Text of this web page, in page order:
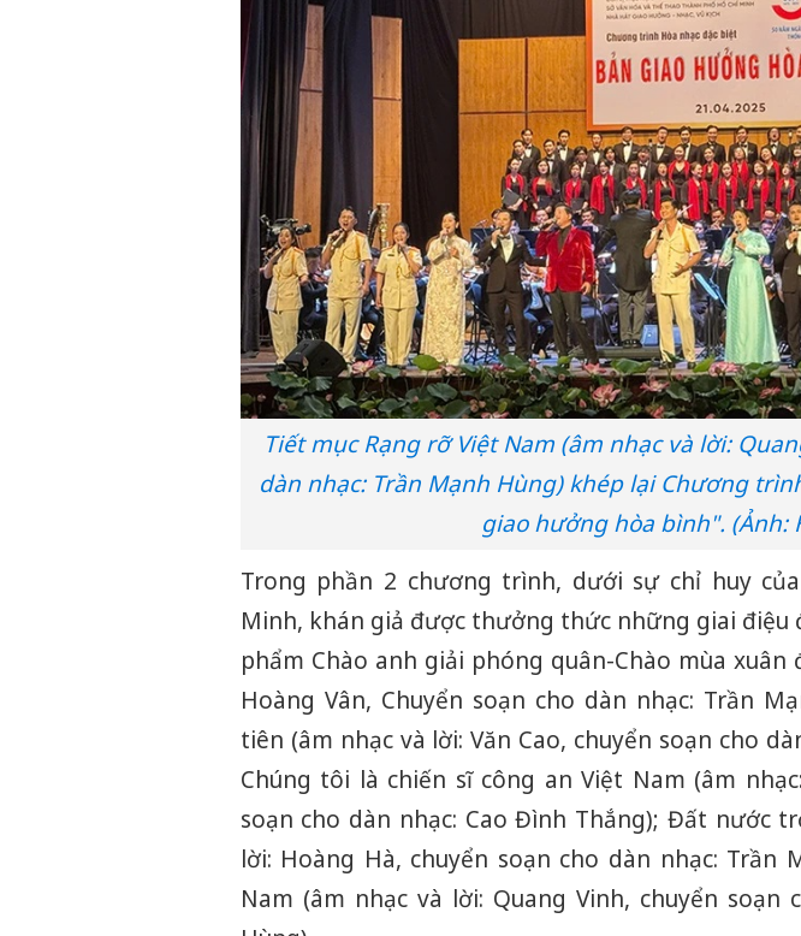
Tiết mục Rạng rỡ Việt Nam (âm nhạc và lời:
dàn nhạc: Trần Mạnh Hùng) khép lại Chương
giao hưởng hòa bình". (Ảnh:
Trong phần 2 chương trình, dưới sự chỉ huy
Minh, khán giả được thưởng thức những giai điệu
phẩm Chào anh giải phóng quân-Chào mùa
Hoàng Vân, Chuyển soạn cho dàn nhạc: Trần
tiên (âm nhạc và lời: Văn Cao, chuyển soạn cho
Chúng tôi là chiến sĩ công an Việt Nam (âm
soạn cho dàn nhạc: Cao Đình Thắng); Đất nước
lời: Hoàng Hà, chuyển soạn cho dàn nhạc: Trần
Nam (âm nhạc và lời: Quang Vinh, chuyển soạn